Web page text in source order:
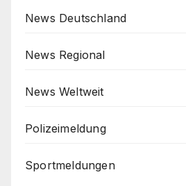
News Deutschland
News Regional
News Weltweit
Polizeimeldung
Sportmeldungen